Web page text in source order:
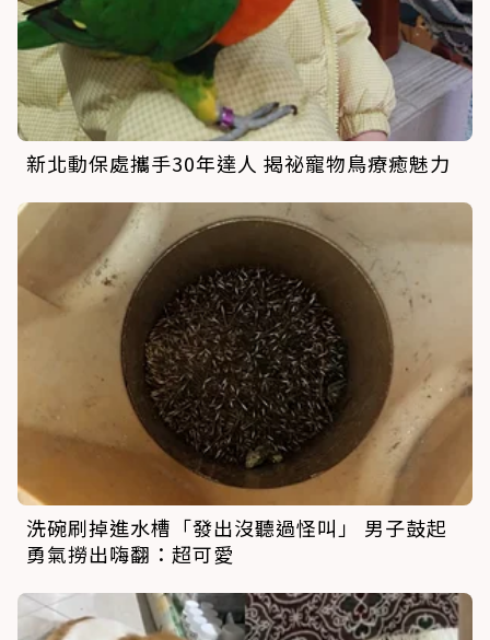
新北動保處攜手30年達人 揭祕寵物鳥療癒魅力
洗碗刷掉進水槽「發出沒聽過怪叫」 男子鼓起
勇氣撈出嗨翻：超可愛